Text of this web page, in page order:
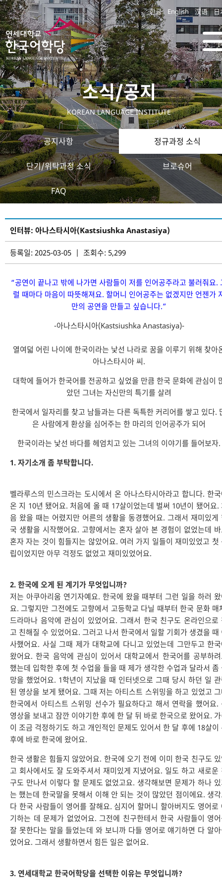
한글 English 汉语 日
소식/공지
KOREAN LANGUAGE INSTITUTE
공지사항 정규과정 소식
단기/위탁과정 소식 브로슈어
FAQ
인터뷰: 아나스타시아(Kastsiushka Anastasiya)
등록일: 2025-03-05 | 조회수: 5,299
“공연이 끝나고 밖에 나가면 사람들이 저를 인어공주라고 불러줘요.
럴 때마다 마음이 따뜻해져요. 할머니 인어공주는 없겠지만 언젠가
만의 공연을 만들고 싶습니다.”
-아나스타시아(Kastsiushka Anastasiya)-
열여덟 어린 나이에 한국이라는 낯선 나라로 꿈을 이루기 위해 찾아
아나스타시아 씨.
대학에 들어가 한국어를 전공하고 싶었을 만큼 한국 문화에 관심이
았던 그녀는 자신만의 특기를 살려
한국에서 일자리를 찾고 남들과는 다른 독특한 커리어를 쌓고 있다.
은 사람에게 환상을 심어주는 한 마리의 인어공주가 되어
한국이라는 낯선 바다를 헤엄치고 있는 그녀의 이야기를 들어보자.
1. 자기소개 좀 부탁합니다.
벨라루스의 민스크라는 도시에서 온 아나스타시아라고 합니다. 한
온 지 10년 됐어요. 처음에 올 때 17살이었는데 벌써 10년이 됐어요.
음 왔을 때는 어렸지만 어른의 생활을 동경했어요. 그래서 재미있게
국 생활을 시작했어요. 고향에서는 혼자 살아 본 경험이 없었는데
혼자 자는 것이 힘들지는 않았어요. 여러 가지 일들이 재미있었고 첫
립이었지만 아무 걱정도 없었고 재미있었어요.
2. 한국에 오게 된 계기가 무엇입니까?
저는 아쿠아리움 연기자예요. 한국에 왔을 때부터 그런 일을 하러
요. 그렇지만 그전에도 고향에서 고등학교 다닐 때부터 한국 문화 매
드라마나 음악에 관심이 있었어요. 그래서 한국 친구도 온라인으로
고 친해질 수 있었어요. 그러고 나서 한국에서 일할 기회가 생겼을 때
사했어요. 사실 그때 제가 대학교에 다니고 있었는데 그만두고 한
왔어요. 한국 음악에 관심이 있어서 대학교에서 한국어를 공부하
했는데 입학한 후에 첫 수업을 들을 때 제가 생각한 수업과 달라서 좀
망을 했었어요. 1학년이 지났을 때 인터넷으로 그때 당시 하던 일
된 영상을 보게 됐어요. 그때 저는 아티스트 스위밍을 하고 있었고
한국에서 아티스트 스위밍 선수가 필요하다고 해서 연락을 했어요.
영상을 보내고 잠깐 이야기한 후에 한 달 뒤 바로 한국으로 왔어요.
이 조금 걱정하기도 하고 개인적인 문제도 있어서 한 달 후에 18살이
후에 바로 한국에 왔어요.
한국 생활은 힘들지 않았어요. 한국에 오기 전에 이미 한국 친구도
고 회사에서도 잘 도와주셔서 재미있게 지냈어요. 일도 하고 새로운
구도 만나서 이렇다 할 문제도 없었고요. 생각해보면 문제가 하나
는 했는데 한국말을 못해서 이해 안 되는 것이 많았던 점이에요. 생
다 한국 사람들이 영어를 잘해요. 심지어 할머니 할아버지도 영어로
기하는 데 문제가 없었어요. 그전에 친구한테서 한국 사람들이 영
잘 못한다는 말을 들었는데 와 보니까 다들 영어로 얘기하면 다 알
었어요. 그래서 생활하면서 힘든 일은 없어요.
3. 연세대학교 한국어학당을 선택한 이유는 무엇입니까?